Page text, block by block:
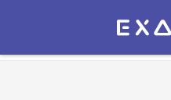
Экзамер — ЕГЭ